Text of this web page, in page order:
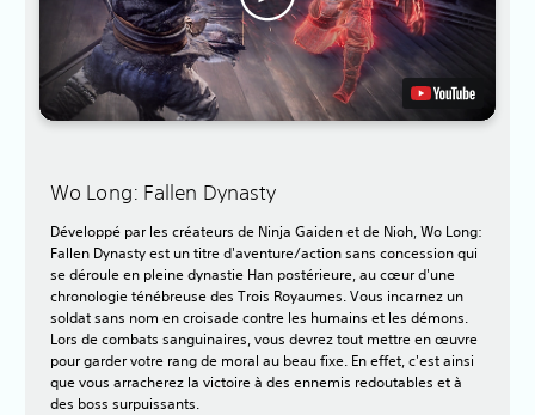
Wo Long: Fallen Dynasty
Développé par les créateurs de Ninja Gaiden et de Nioh, Wo Long:
Fallen Dynasty est un titre d'aventure/action sans concession qui
se déroule en pleine dynastie Han postérieure, au cœur d'une
chronologie ténébreuse des Trois Royaumes. Vous incarnez un
soldat sans nom en croisade contre les humains et les démons.
Lors de combats sanguinaires, vous devrez tout mettre en œuvre
pour garder votre rang de moral au beau fixe. En effet, c'est ainsi
que vous arracherez la victoire à des ennemis redoutables et à
des boss surpuissants.